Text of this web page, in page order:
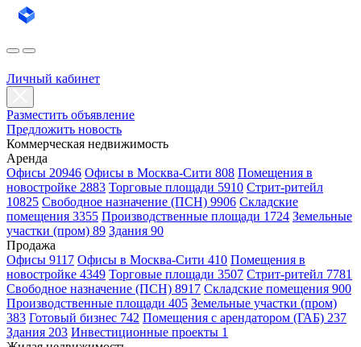
Личный кабинет
Разместить объявление
Предложить новость
Коммерческая недвижимость
Аренда
Офисы 20946 Офисы в Москва-Сити 808 Помещения в
новостройке 2883 Торговые площади 5910 Стрит-ритейл
10825 Свободное назначение (ПСН) 9906 Складские
помещения 3355 Производственные площади 1724 Земельные
участки (пром) 89 Здания 90
Продажа
Офисы 9117 Офисы в Москва-Сити 410 Помещения в
новостройке 4349 Торговые площади 3507 Стрит-ритейл 7781
Свободное назначение (ПСН) 8917 Складские помещения 900
Производственные площади 405 Земельные участки (пром)
383 Готовый бизнес 742 Помещения с арендатором (ГАБ) 237
Здания 203 Инвестиционные проекты 1